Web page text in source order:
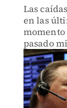
Las
en las
pasado